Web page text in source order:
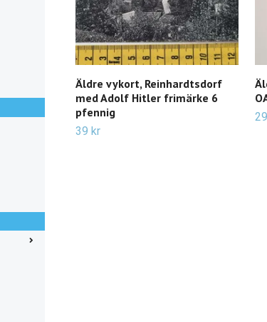
Äldre vykort, Reinhardtsdorf
med Adolf Hitler frimärke 6
pfennig
39 kr